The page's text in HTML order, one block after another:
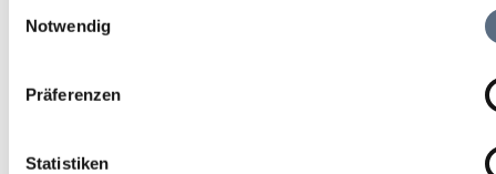
Notwendig
Präferenzen
Statistiken